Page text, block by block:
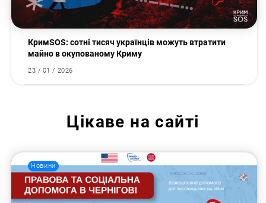
КримSOS: сотні тисяч українців можуть втратити
майно в окупованому Криму
23 / 01 / 2026
Цікаве на сайті
Новини